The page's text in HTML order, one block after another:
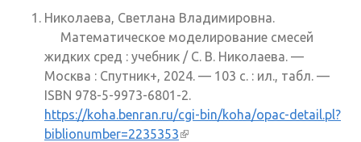
Николаева, Светлана Владимировна.
Математическое моделирование смесей
жидких сред : учебник / С. В. Николаева. —
Москва : Спутник+, 2024. — 103 с. : ил., табл. —
ISBN 978-5-9973-6801-2.
https://koha.benran.ru/cgi-bin/koha/opac-detail.pl?
biblionumber=2235353(внешняя ссылка)